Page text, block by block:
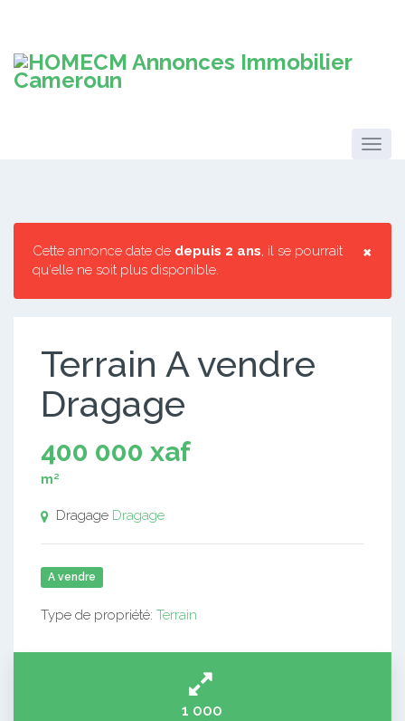
×
Cette annonce date de depuis 2 ans, il se pourrait
qu'elle ne soit plus disponible.
Terrain A vendre
Dragage
400 000 xaf
m²
Dragage Dragage
A vendre
Type de propriété: Terrain
1 000